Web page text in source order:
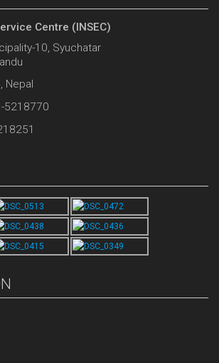
Centre (INSEC)
10, Syuchatar
Nepal
5218770